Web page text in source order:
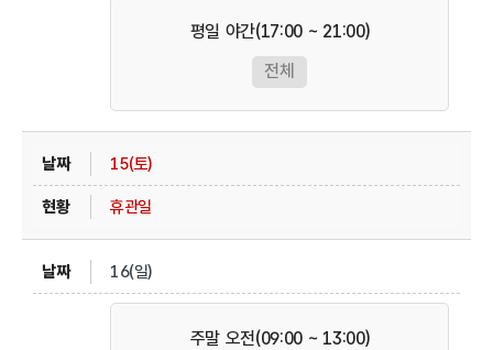
평일 야간(17:00 ~ 21:00)
전체
15(토)
휴관일
16(일)
주말 오전(09:00 ~ 13:00)